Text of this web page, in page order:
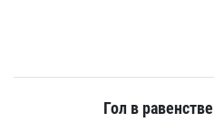
Гол в равенстве